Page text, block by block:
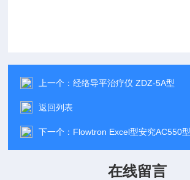
上一个：经络导平治疗仪 ZDZ-5A型
返回列表
下一个： Flowtron Excel型安究AC550型间
在线留言